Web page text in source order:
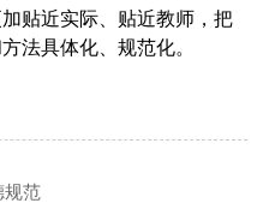
贴近实际、贴近教师，把
法具体化、规范化。
规范